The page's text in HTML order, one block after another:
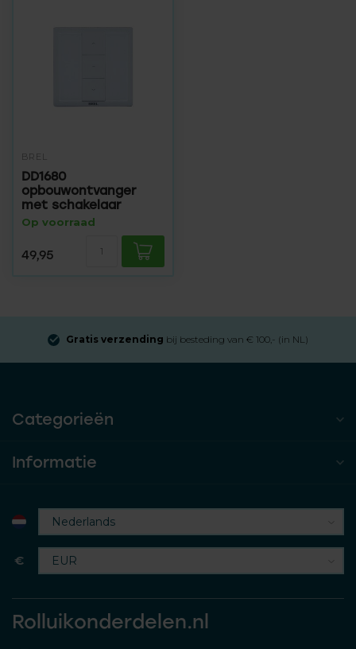
BREL
DD1680
opbouwontvanger
met schakelaar
Op voorraad
49,95
Gratis verzending bij besteding van € 100,- (in NL)
Categorieën
Informatie
€
Rolluikonderdelen.nl